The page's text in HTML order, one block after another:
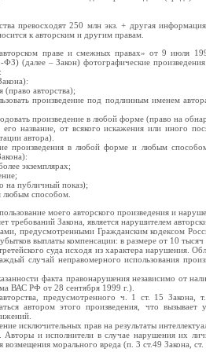
превосходят 250 млн экз. + другая
к авторским и другим правам.
праве и смежных правах» от 9 июля
(далее – Закон) фотографические произведения
(право авторства);
произведение под подлинным именем
произведение в любой форме (право на
название, от всякого искажения или иного
автора).
произведения в любой форме и любым
экземплярах;
на публичный показ);
любым способом.
моего авторского произведения и
требований Закона, является нарушителем
предусмотренными Гражданским кодексом
выплаты компенсации: в размере от 10
суда исходя из характера нарушения.
случай неправомерного использования
факта правонарушения независимо от
ВАС РФ от 28 сентября 1999 г.).
предусмотренного ч. 1 ст. 15 Закона,
автором этого произведения, что
исключительных прав на результаты
Авторы и исполнители в случае нарушения их
возмещения морального вреда (п. 3 ст.49 Закона,